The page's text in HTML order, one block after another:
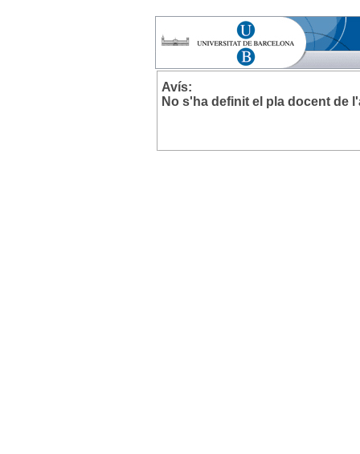
Avís:
No s'ha definit el pla docent de